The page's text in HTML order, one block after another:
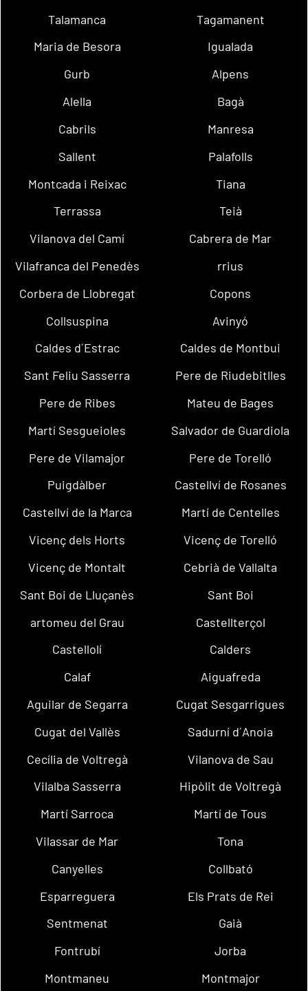
Talamanca
Tagamanent
Maria de Besora
Igualada
Gurb
Alpens
Alella
Bagà
Cabrils
Manresa
Sallent
Palafolls
Montcada i Reixac
Tiana
Terrassa
Teià
Vilanova del Camí
Cabrera de Mar
Vilafranca del Penedès
rrius
Corbera de Llobregat
Copons
Collsuspina
Avinyó
Caldes d´Estrac
Caldes de Montbui
Sant Feliu Sasserra
Pere de Riudebitlles
Pere de Ribes
Mateu de Bages
Martí Sesgueioles
Salvador de Guardiola
Pere de Vilamajor
Pere de Torelló
Puigdàlber
Castellví de Rosanes
Castellví de la Marca
Martí de Centelles
Vicenç dels Horts
Vicenç de Torelló
Vicenç de Montalt
Cebrià de Vallalta
Sant Boi de Lluçanès
Sant Boi
artomeu del Grau
Castellterçol
Castellolí
Calders
Calaf
Aiguafreda
Aguilar de Segarra
Cugat Sesgarrigues
Cugat del Vallès
Sadurní d´Anoia
Cecília de Voltregà
Vilanova de Sau
Vilalba Sasserra
Hipòlit de Voltregà
Martí Sarroca
Martí de Tous
Vilassar de Mar
Tona
Canyelles
Collbató
Esparreguera
Els Prats de Rei
Sentmenat
Gaià
Fontrubí
Jorba
Montmaneu
Montmajor